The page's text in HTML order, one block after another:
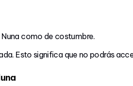
Nuna como de costumbre.
Esto significa que no podrás